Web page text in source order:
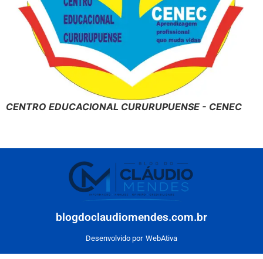
CENTRO EDUCACIONAL CURURUPUENSE - CENEC
blogdoclaudiomendes.com.br
Desenvolvido por WebAtiva